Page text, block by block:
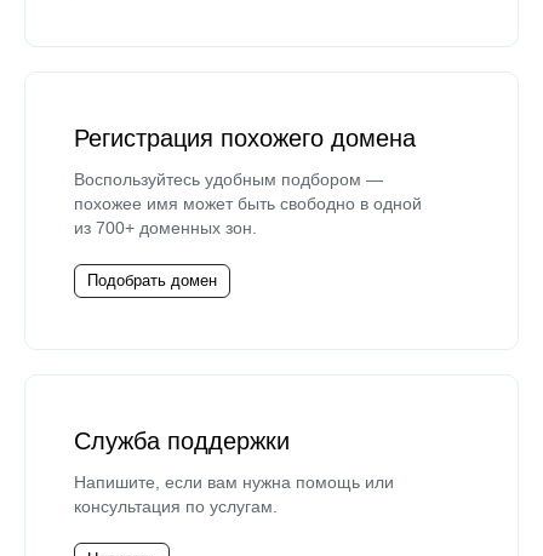
Регистрация похожего домена
Воспользуйтесь удобным подбором —
похожее имя может быть свободно в одной
из 700+ доменных зон.
Подобрать домен
Служба поддержки
Напишите, если вам нужна помощь или
консультация по услугам.